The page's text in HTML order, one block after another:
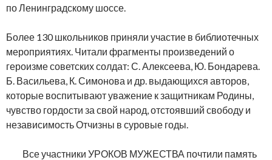
по Ленинградскому шоссе.
Более 130 школьников приняли участие в библиотечных
мероприятиях. Читали фрагменты произведений о
героизме советских солдат: С. Алексеева, Ю. Бондарева.
Б. Васильева, К. Симонова и др. выдающихся авторов,
которые воспитывают уважение к защитникам Родины,
чувство гордости за свой народ, отстоявший свободу и
независимость Отчизны в суровые годы.
Все участники УРОКОВ МУЖЕСТВА почтили память